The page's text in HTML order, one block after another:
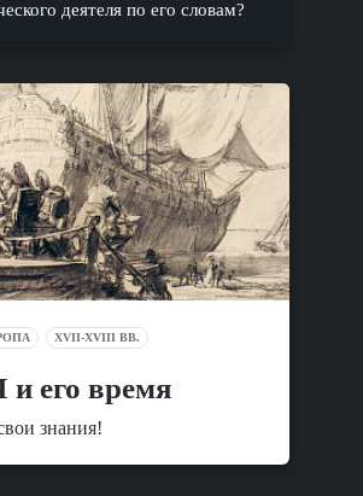
деятеля по его словам?
XVII-XVIII ВВ.
и его время
знания!